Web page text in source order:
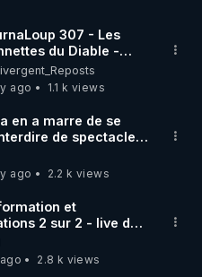
JeanJacquesCr
@Jean-Jacques-
@jean-
307 - Les
du Diable -
2026.08.07
ago
1.1 k views
en a marre de se
de spectacle.
donc de devenir
ago
2.2 k views
et
2 sur 2 - live du
2.8 k views